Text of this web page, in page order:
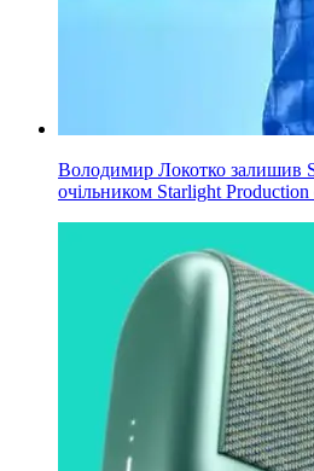
Володимир Локотко залишив
очільником Starlight Production